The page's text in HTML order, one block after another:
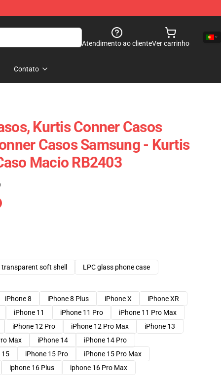
Atendimento ao clienteVer carrinho
Contato
Kurtis Conner Casos
Casos Samsung - Kurtis
Macio RB2403
transparent soft shell
LPC glass phone case
iPhone 8 iPhone 8 Plus iPhone X
iPhone XR
iPhone 11 iPhone 11 Pro
iPhone 11 Pro Max
iPhone 12 Pro iPhone 12 Pro Max
iPhone 13
Max iPhone 14
iPhone 14 Pro
15 iPhone 15 Pro
iPhone 15 Pro Max
iphone 16 Plus iphone 16 Pro Max